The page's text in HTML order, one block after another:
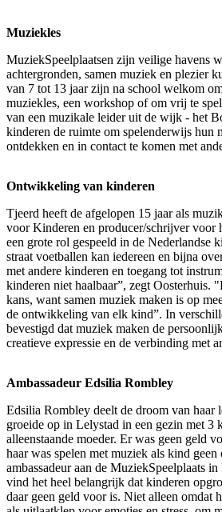
Muziekles
MuziekSpeelplaatsen zijn veilige havens
achtergronden, samen muziek en plezier
van 7 tot 13 jaar zijn na school welkom
muziekles, een workshop of om vrij te
van een muzikale leider uit de wijk - het
kinderen de ruimte om spelenderwijs hun
ontdekken en in contact te komen met
Ontwikkeling van kinderen
Tjeerd heeft de afgelopen 15 jaar als
voor Kinderen en producer/schrijver voor
een grote rol gespeeld in de Nederlandse
straat voetballen kan iedereen en bijna
met andere kinderen en toegang tot
kinderen niet haalbaar”, zegt Oosterhuis.
kans, want samen muziek maken is op
de ontwikkeling van elk kind”. In
bevestigd dat muziek maken de
creatieve expressie en de verbinding met
Ambassadeur Edsilia Rombley
Edsilia Rombley deelt de droom van haar
groeide op in Lelystad in een gezin met 3
alleenstaande moeder. Er was geen geld
haar was spelen met muziek als kind
ambassadeur aan de MuziekSpeelplaats
vind het heel belangrijk dat kinderen
daar geen geld voor is. Niet alleen omdat